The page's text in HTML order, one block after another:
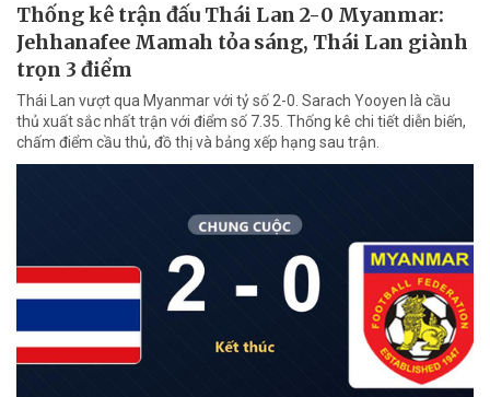
Thống kê trận đấu Thái Lan 2-0 Myanmar:
Jehhanafee Mamah tỏa sáng, Thái Lan giành
trọn 3 điểm
Thái Lan vượt qua Myanmar với tỷ số 2-0. Sarach Yooyen là cầu
thủ xuất sắc nhất trận với điểm số 7.35. Thống kê chi tiết diễn biến,
chấm điểm cầu thủ, đồ thị và bảng xếp hạng sau trận.